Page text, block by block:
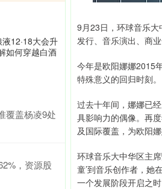
9月23日，环球音乐
发行、音乐演出、商
今年是欧阳娜娜2015
特殊意义的回归时刻。
过去十年间，娜娜已
具影响力的偶像。再
及国际覆盖，为欧阳
环球音乐大中华区主
童’到音乐创作者，她
一个发展阶段开启之
12·18大会升
如何穿越白酒
覆盖杨凌9处
，资源股